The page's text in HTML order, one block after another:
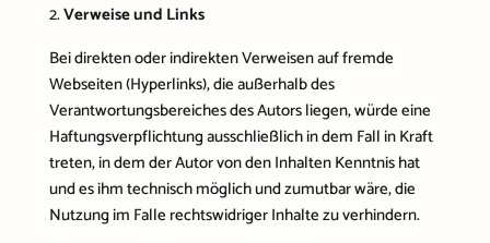
Verweise und Links
Bei direkten oder indirekten Verweisen auf fremde
Webseiten (Hyperlinks), die außerhalb des
Verantwortungsbereiches des Autors liegen, würde eine
Haftungsverpflichtung ausschließlich in dem Fall in Kraft
treten, in dem der Autor von den Inhalten Kenntnis hat
und es ihm technisch möglich und zumutbar wäre, die
Nutzung im Falle rechtswidriger Inhalte zu verhindern.